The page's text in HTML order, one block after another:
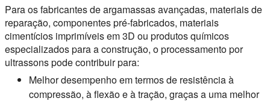
Para os fabricantes de argamassas avançadas, materiais de
reparação, componentes pré-fabricados, materiais
cimentícios imprimíveis em 3D ou produtos químicos
especializados para a construção, o processamento por
ultrassons pode contribuir para:
Melhor desempenho em termos de resistência à
compressão, à flexão e à tração, graças a uma melhor